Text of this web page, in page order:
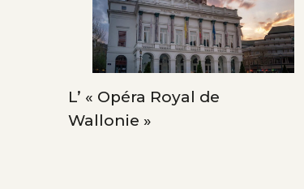
L’ « Opéra Royal de
Wallonie »